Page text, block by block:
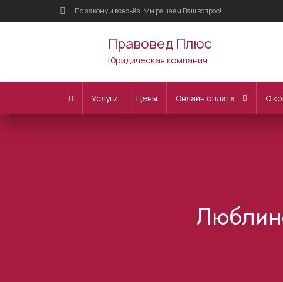
По закону и всерьёз, Мы решаем Ваш вопрос!
Правовед Плюс
Юридическая компания
Услуги Цены Онлайн оплата О